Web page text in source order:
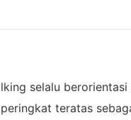
selalu
teratas